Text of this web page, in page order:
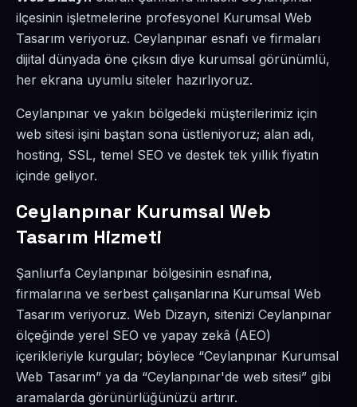
ilçesinin işletmelerine profesyonel Kurumsal Web
Tasarım veriyoruz. Ceylanpınar esnafı ve firmaları
dijital dünyada öne çıksın diye kurumsal görünümlü,
her ekrana uyumlu siteler hazırlıyoruz.
Ceylanpınar ve yakın bölgedeki müşterilerimiz için
web sitesi işini baştan sona üstleniyoruz; alan adı,
hosting, SSL, temel SEO ve destek tek yıllık fiyatın
içinde geliyor.
Ceylanpınar Kurumsal Web
Tasarım Hizmeti
Şanlıurfa Ceylanpınar bölgesinin esnafına,
firmalarına ve serbest çalışanlarına Kurumsal Web
Tasarım veriyoruz. Web Dizayn, sitenizi Ceylanpınar
ölçeğinde yerel SEO ve yapay zekâ (AEO)
içerikleriyle kurgular; böylece “Ceylanpınar Kurumsal
Web Tasarım” ya da “Ceylanpınar'de web sitesi” gibi
aramalarda görünürlüğünüzü artırır.